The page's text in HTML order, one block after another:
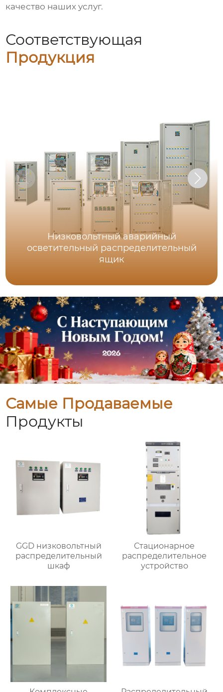
качество наших услуг.
Соответствующая
Продукция
Низковольтный аварийный
осветительный распределительный
ящик
Самые Продаваемые
Продукты
GGD низковольтный
распределительный
шкаф
Стационарное
распределительное
устройство